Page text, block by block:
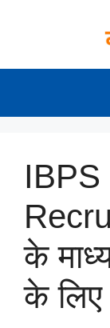
IBPS
के
के लिए